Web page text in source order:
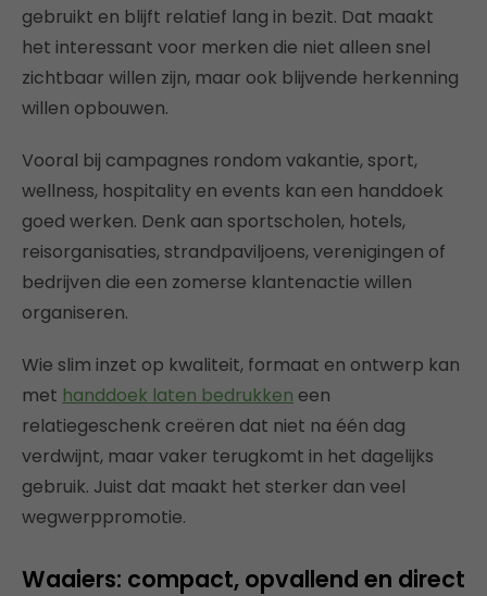
gebruikt en blijft relatief lang in bezit. Dat maakt
het interessant voor merken die niet alleen snel
zichtbaar willen zijn, maar ook blijvende herkenning
willen opbouwen.
Vooral bij campagnes rondom vakantie, sport,
wellness, hospitality en events kan een handdoek
goed werken. Denk aan sportscholen, hotels,
reisorganisaties, strandpaviljoens, verenigingen of
bedrijven die een zomerse klantenactie willen
organiseren.
Wie slim inzet op kwaliteit, formaat en ontwerp kan
met handdoek laten bedrukken een
relatiegeschenk creëren dat niet na één dag
verdwijnt, maar vaker terugkomt in het dagelijks
gebruik. Juist dat maakt het sterker dan veel
wegwerppromotie.
Waaiers: compact, opvallend en direct